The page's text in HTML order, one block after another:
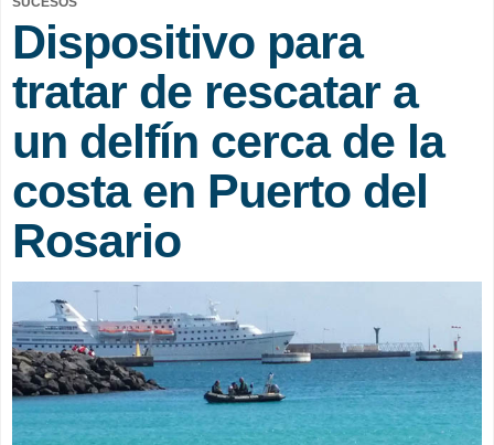
Dispositivo para
tratar de rescatar a
un delfín cerca de la
costa en Puerto del
Rosario